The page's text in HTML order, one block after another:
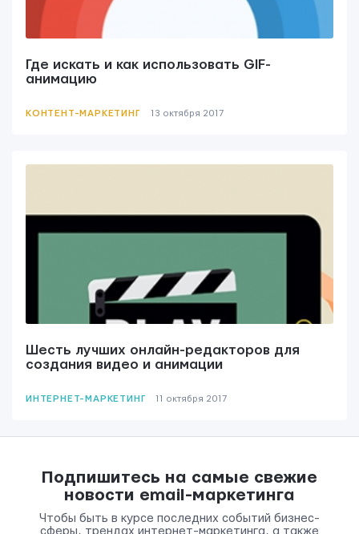
Где искать и как использовать GIF-
анимацию
КОНТЕНТ-МАРКЕТИНГ 13 октября 2017
Шесть лучших онлайн-редакторов для
создания видео и анимации
ИНТЕРНЕТ-МАРКЕТИНГ 11 октября 2017
Подпишитесь на самые свежие
новости email-маркетинга
Чтобы быть в курсе последних событий бизнес-
сферы, трендах интернет-маркетинга, а также
Мы вам ответим в течении24 часов.